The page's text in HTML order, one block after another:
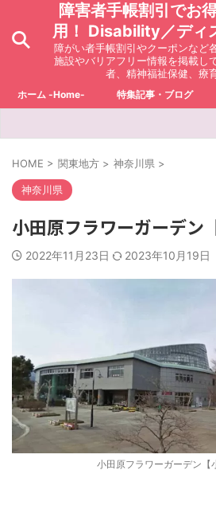
障害者手帳割引でお
用！ Disability／ディ
障がい者手帳割引やクーポンなど
施設やバリアフリー情報を掲載し
者、精神福祉保健、療
ホーム -Home- 特集記事・ブログ
HOME > 関東地方 > 神奈川県 >
神奈川県
小田原フラワーガーデン
2022年11月23日 2023年10月19日
小田原フラワーガーデン【